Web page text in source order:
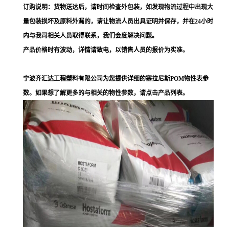
订购说明：货物送达后，请时间检查外包装，如发现物流过程中出现大
量包装损坏及原料外漏的，请让物流人员出具证明并保存，并在24小时
内与我司相关人员取得联系，我们会度解决问题。
产品价格时有波动，详情请致电，以销售人员的报价为实准。
宁波齐汇达工程塑料有限公司为您提供详细的塞拉尼斯POM物性表参
数。如果想了解更多的与相关的物性参数，请点击产品列表。